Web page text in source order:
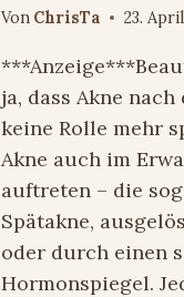
Von ChrisTa 23.
ja, dass Akne
keine Rolle mehr
Akne auch im
auftreten – die
Spätakne,
oder durch einen
Hormonspiegel.